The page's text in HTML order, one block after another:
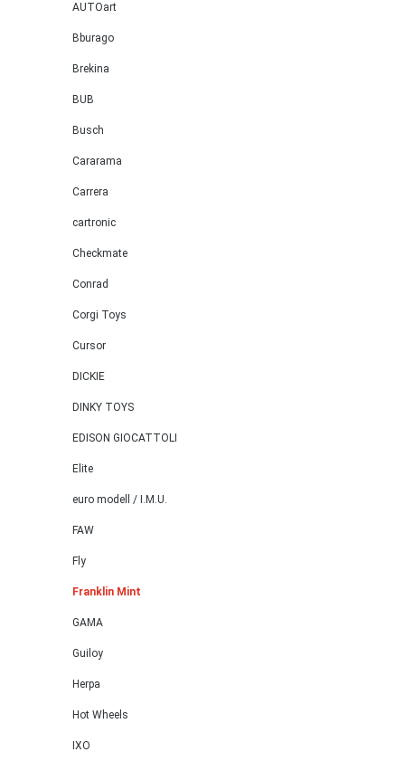
AUTOart
Bburago
Brekina
BUB
Busch
Cararama
Carrera
cartronic
Checkmate
Conrad
Corgi Toys
Cursor
DICKIE
DINKY TOYS
EDISON GIOCATTOLI
Elite
euro modell / I.M.U.
FAW
Fly
Franklin Mint
GAMA
Guiloy
Herpa
Hot Wheels
IXO